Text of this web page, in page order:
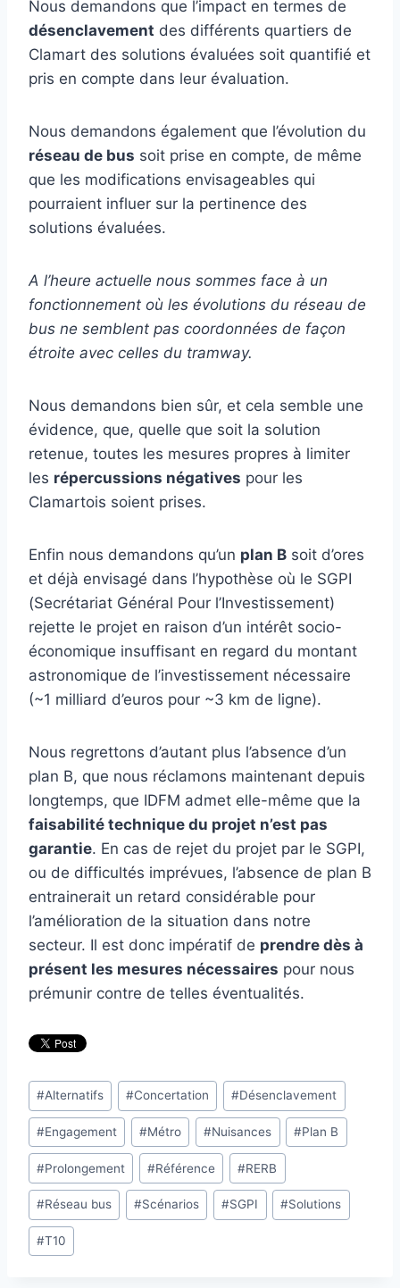
Nous demandons que l’impact en termes de
désenclavement des différents quartiers de
Clamart des solutions évaluées soit quantifié et
pris en compte dans leur évaluation.
Nous demandons également que l’évolution du
réseau de bus soit prise en compte, de même
que les modifications envisageables qui
pourraient influer sur la pertinence des
solutions évaluées.
A l’heure actuelle nous sommes face à un
fonctionnement où les évolutions du réseau de
bus ne semblent pas coordonnées de façon
étroite avec celles du tramway.
Nous demandons bien sûr, et cela semble une
évidence, que, quelle que soit la solution
retenue, toutes les mesures propres à limiter
les répercussions négatives pour les
Clamartois soient prises.
Enfin nous demandons qu’un plan B soit d’ores
et déjà envisagé dans l’hypothèse où le SGPI
(Secrétariat Général Pour l’Investissement)
rejette le projet en raison d’un intérêt socio-
économique insuffisant en regard du montant
astronomique de l’investissement nécessaire
(~1 milliard d’euros pour ~3 km de ligne).
Nous regrettons d’autant plus l’absence d’un
plan B, que nous réclamons maintenant depuis
longtemps, que IDFM admet elle-même que la
faisabilité technique du projet n’est pas
garantie. En cas de rejet du projet par le SGPI,
ou de difficultés imprévues, l’absence de plan B
entrainerait un retard considérable pour
l’amélioration de la situation dans notre
secteur. Il est donc impératif de prendre dès à
présent les mesures nécessaires pour nous
prémunir contre de telles éventualités.
Étiquettes
de
la
publication :
#Alternatifs #Concertation #Désenclavement
#Engagement #Métro #Nuisances #Plan B
#Prolongement #Référence #RERB
#Réseau bus #Scénarios #SGPI #Solutions
#T10